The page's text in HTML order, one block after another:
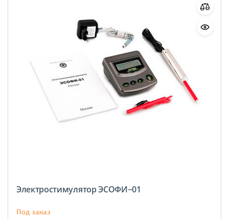
Электростимулятор ЭСОФИ−01
Под заказ